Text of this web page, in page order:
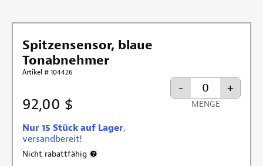
Spitzensensor, blaue
Tonabnehmer
Artikel # 104426
92,00 $
Nur 15 Stück auf Lager,
versandbereit!
Nicht rabattfähig
- +
MENGE